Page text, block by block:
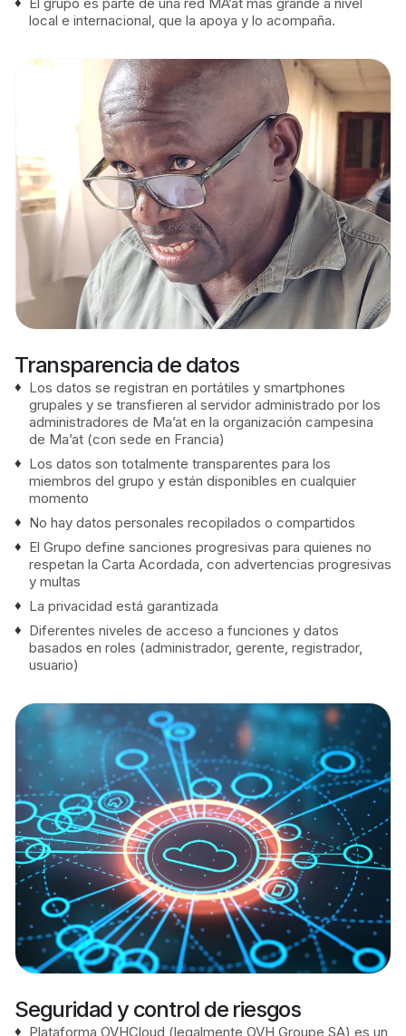
local e internacional, que la apoya y lo acompaña.
Transparencia de datos
Los datos se registran en portátiles y smartphones
grupales y se transfieren al servidor administrado por los
administradores de Ma’at en la organización campesina
de Ma’at (con sede en Francia)
Los datos son totalmente transparentes para los
miembros del grupo y están disponibles en cualquier
momento
No hay datos personales recopilados o compartidos
El Grupo define sanciones progresivas para quienes no
respetan la Carta Acordada, con advertencias progresivas
y multas
La privacidad está garantizada
Diferentes niveles de acceso a funciones y datos
basados en roles (administrador, gerente, registrador,
usuario)
Seguridad y control de riesgos
Plataforma OVHCloud (legalmente OVH Groupe SA) es un